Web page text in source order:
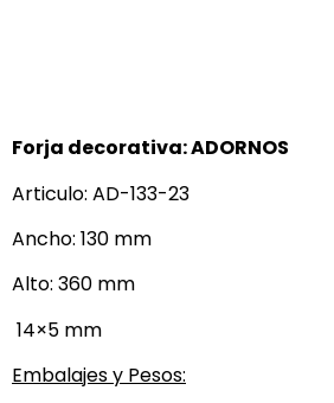
Forja decorativa: ADORNOS
Articulo: AD-133-23
Ancho: 130 mm
Alto: 360 mm
14×5 mm
Embalajes y Pesos: